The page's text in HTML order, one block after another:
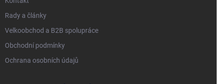
Rady a články
Velkoobchod a B2B spolupráce
Obchodní podmínky
Ochrana osobních údajů